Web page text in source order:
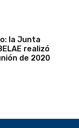
la Junta
realizó
de 2020